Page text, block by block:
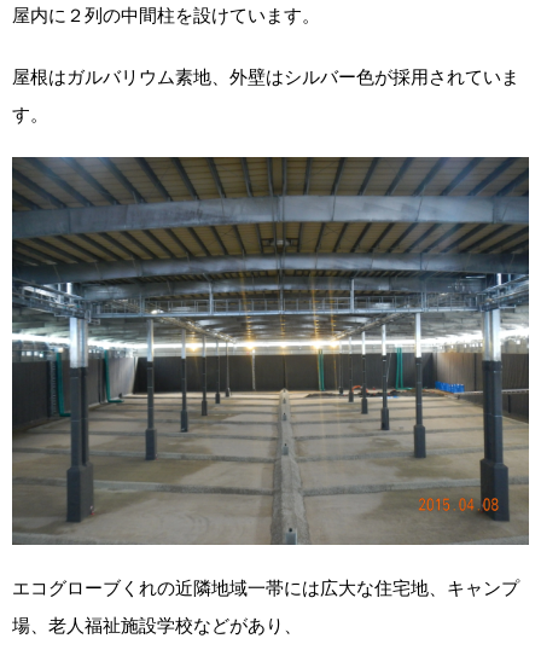
屋内に２列の中間柱を設けています。
屋根はガルバリウム素地、外壁はシルバー色が採用されていま
す。
エコグローブくれの近隣地域一帯には広大な住宅地、キャンプ
場、老人福祉施設学校などがあり、